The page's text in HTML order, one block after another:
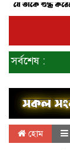
সর্বশেষ :
হোম